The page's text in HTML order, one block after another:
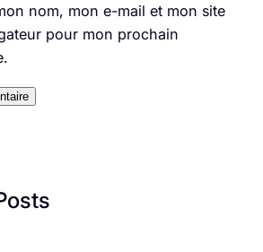
nom, mon e-mail et mon site
pour mon prochain